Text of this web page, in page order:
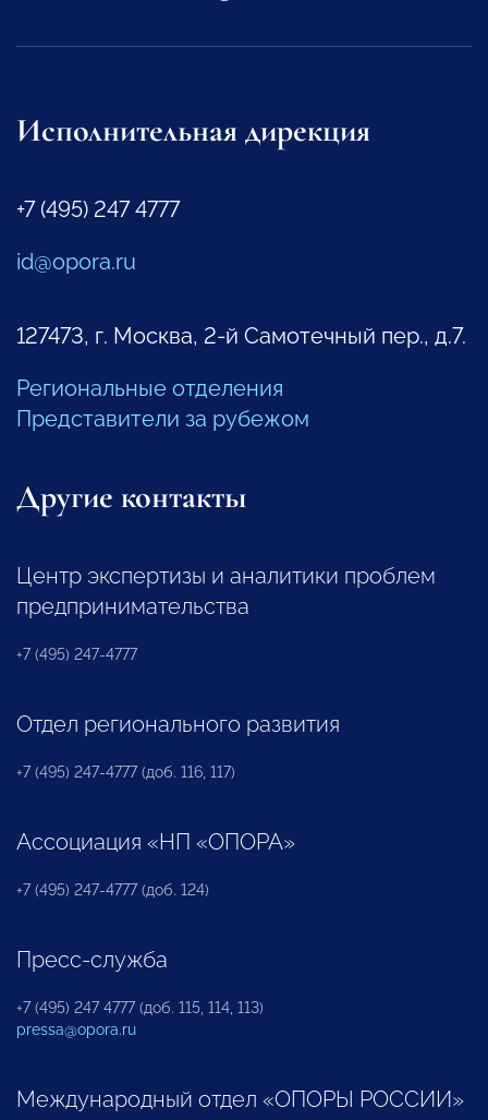
Исполнительная дирекция
+7 (495) 247 4777
id@opora.ru
127473, г. Москва, 2-й Самотечный пер., д.7.
Региональные отделения
Представители за рубежом
Другие контакты
Центр экспертизы и аналитики проблем
предпринимательства
+7 (495) 247-4777
Отдел регионального развития
+7 (495) 247-4777 (доб. 116, 117)
Ассоциация «НП «ОПОРА»
+7 (495) 247-4777 (доб. 124)
Пресс-служба
+7 (495) 247 4777 (доб. 115, 114, 113)
pressa@opora.ru
Международный отдел «ОПОРЫ РОССИИ»